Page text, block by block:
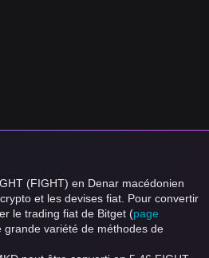
(FIGHT) en Denar macédonien
et les devises fiat. Pour convertir
le trading fiat de Bitget (page
variété de méthodes de